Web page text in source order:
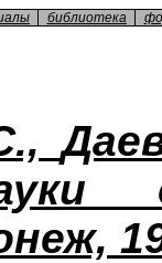
библиотека